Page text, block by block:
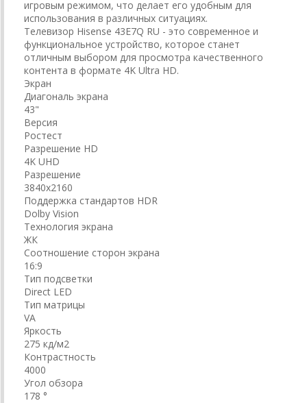
игровым режимом, что делает его удобным для
использования в различных ситуациях.
Телевизор Hisense 43E7Q RU - это современное и
функциональное устройство, которое станет
отличным выбором для просмотра качественного
контента в формате 4K Ultra HD.
Экран
Диагональ экрана
43"
Версия
Ростест
Разрешение HD
4K UHD
Разрешение
3840x2160
Поддержка стандартов HDR
Dolby Vision
Технология экрана
ЖК
Соотношение сторон экрана
16:9
Тип подсветки
Direct LED
Тип матрицы
VA
Яркость
275 кд/м2
Контрастность
4000
Угол обзора
178 °